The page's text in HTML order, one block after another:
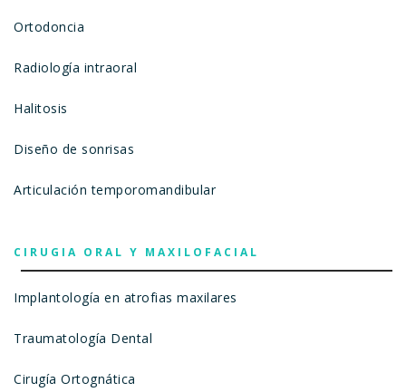
Ortodoncia
Radiología intraoral
Halitosis
Diseño de sonrisas
Articulación temporomandibular
CIRUGIA ORAL Y MAXILOFACIAL
Implantología en atrofias maxilares
Traumatología Dental
Cirugía Ortognática